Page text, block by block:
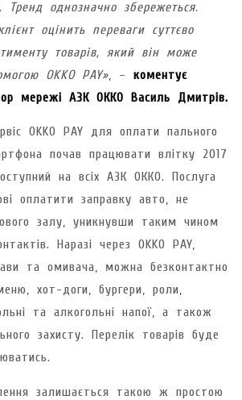
однозначно збережеться.
оцінить переваги суттєво
товарів, який він може
OKKO PAY», –
коментує
мережі АЗК ОККО Василь Дмитрів.
OKKO PAY для оплати пального
почав працювати влітку 2017
на всіх АЗК ОККО. Послуга
оплатити заправку авто, не
залу, уникнувши таким чином
Наразі через OKKO PAY,
та омивача, можна безконтактно
хот-доги, бургери, роли,
та алкогольні напої, а також
захисту. Перелік товарів буде
залишається такою ж простою